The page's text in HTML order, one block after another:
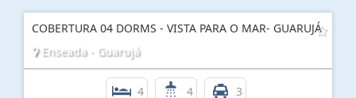
COBERTURA 04 DORMS - VISTA PARA O MAR- GUARUJÁ
Enseada - Guarujá
4 4 3